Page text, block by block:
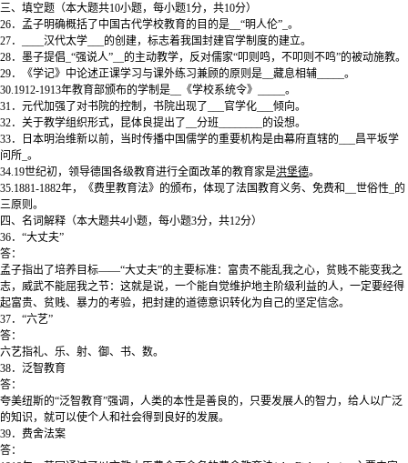
三、填空题（本大题共10小题，每小题1分，共10分）
26．孟子明确概括了中国古代学校教育的目的是__“明人伦”_。
27．____汉代太学___的创建，标志着我国封建官学制度的建立。
28．墨子提倡_“强说人”__的主动教学，反对儒家“叩则鸣，不叩则不鸣”的被动施教。
29．《学记》中论述正课学习与课外练习兼顾的原则是__藏息相辅_____。
30.1912-1913年教育部颁布的学制是__《学校系统令》_____。
31．元代加强了对书院的控制，书院出现了___官学化___倾向。
32．关于教学组织形式，昆体良提出了__分班________的设想。
33．日本明治维新以前，当时传播中国儒学的重要机构是由幕府直辖的___昌平坂学
问所_。
34.19世纪初，领导德国各级教育进行全面改革的教育家是洪堡德。
35.1881-1882年，《费里教育法》的颁布，体现了法国教育义务、免费和__世俗性_的
三原则。
四、名词解释（本大题共4小题，每小题3分，共12分）
36．“大丈夫”
答：
孟子指出了培养目标——“大丈夫”的主要标准：富贵不能乱我之心，贫贱不能变我之
志，威武不能屈我之节：这就是说，一个能自觉维护地主阶级利益的人，一定要经得
起富贵、贫贱、暴力的考验，把封建的道德意识转化为自己的坚定信念。
37．“六艺”
答：
六艺指礼、乐、射、御、书、数。
38．泛智教育
答：
夸美纽斯的“泛智教育”强调，人类的本性是善良的，只要发展人的智力，给人以广泛
的知识，就可以使个人和社会得到良好的发展。
39．费舍法案
答：